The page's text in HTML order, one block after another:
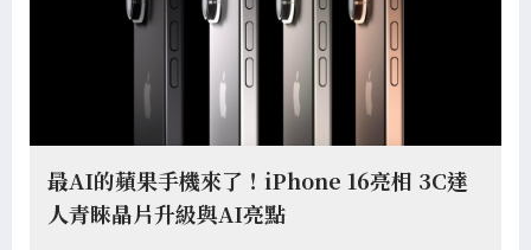
最AI的蘋果手機來了！iPhone 16亮相 3C達
人青睞晶片升級與AI亮點